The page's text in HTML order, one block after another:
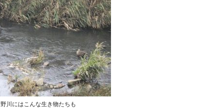
野川にはこんな生き物たちも